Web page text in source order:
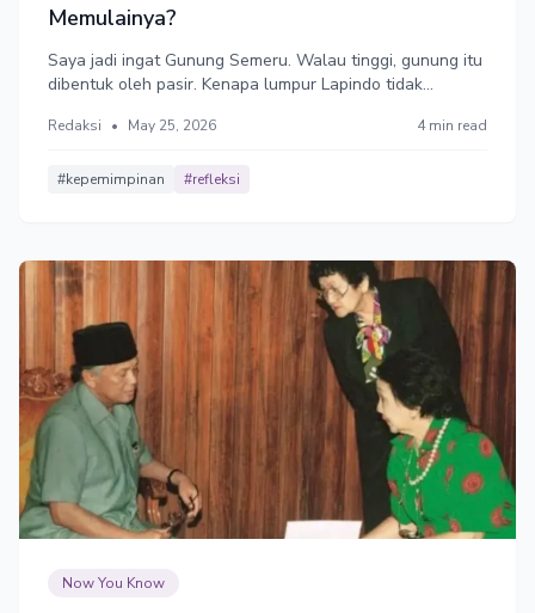
Memulainya?
Saya jadi ingat Gunung Semeru. Walau tinggi, gunung itu
dibentuk oleh pasir. Kenapa lumpur Lapindo tidak
setiap kemunculan pemimpin selalu longsor ke bawah.
Redaksi • May 25, 2026 4 min read
#kepemimpinan #refleksi
Now You Know